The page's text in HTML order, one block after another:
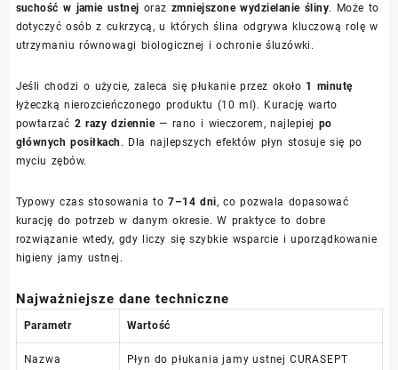
suchość w jamie ustnej oraz zmniejszone wydzielanie śliny. Może to
dotyczyć osób z cukrzycą, u których ślina odgrywa kluczową rolę w
utrzymaniu równowagi biologicznej i ochronie śluzówki.
Jeśli chodzi o użycie, zaleca się płukanie przez około 1 minutę
łyżeczką nierozcieńczonego produktu (10 ml). Kurację warto
powtarzać 2 razy dziennie— rano i wieczorem, najlepiej po
głównych posiłkach . Dla najlepszych efektów płyn stosuje się po
myciu zębów.
Typowy czas stosowania to7–14 dni, co pozwala dopasować
kurację do potrzeb w danym okresie. W praktyce to dobre
rozwiązanie wtedy, gdy liczy się szybkie wsparcie i uporządkowanie
higieny jamy ustnej.
Najważniejsze dane techniczne
Parametr Wartość
Nazwa
Płyn do płukania jamy ustnej CURASEPT